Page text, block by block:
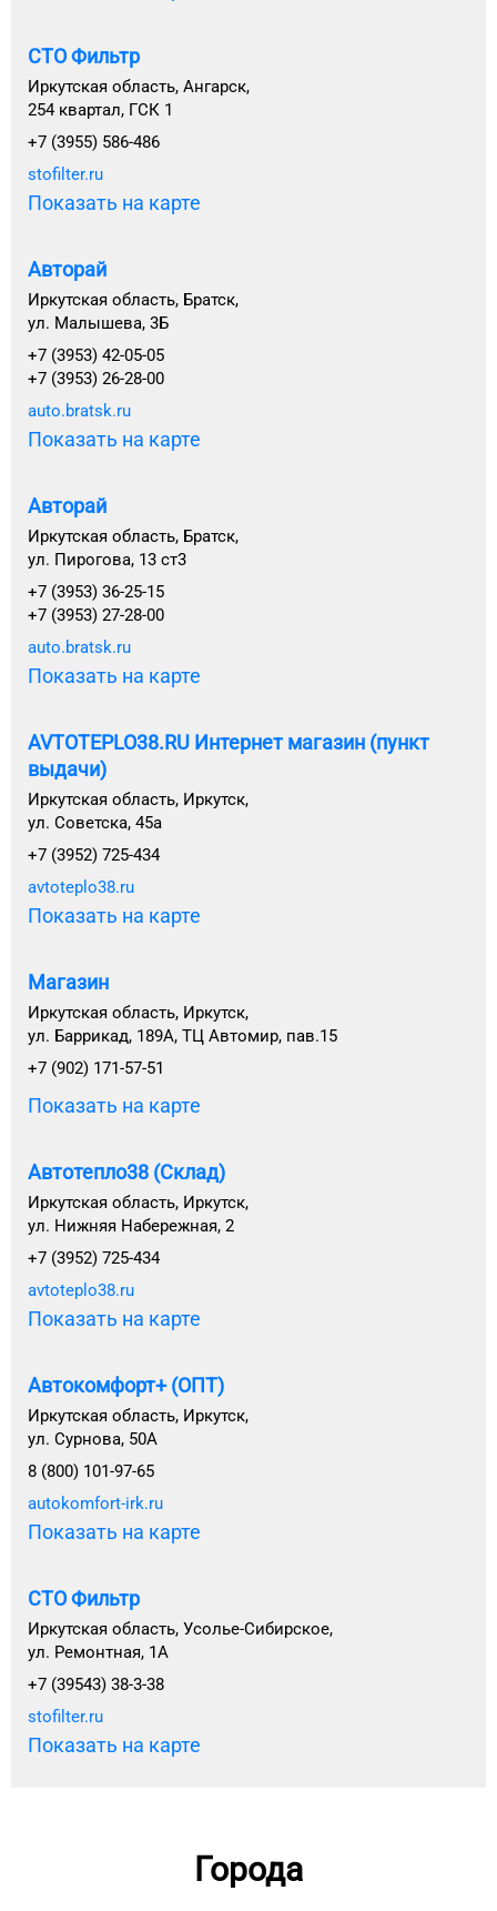
СТО Фильтр
Иркутская область, Ангарск,
254 квартал, ГСК 1
+7 (3955) 586-486
stofilter.ru
Показать на карте
Авторай
Иркутская область, Братск,
ул. Малышева, 3Б
+7 (3953) 42-05-05
+7 (3953) 26-28-00
auto.bratsk.ru
Показать на карте
Авторай
Иркутская область, Братск,
ул. Пирогова, 13 ст3
+7 (3953) 36-25-15
+7 (3953) 27-28-00
auto.bratsk.ru
Показать на карте
AVTOTEPLO38.RU Интернет магазин (пункт
выдачи)
Иркутская область, Иркутск,
ул. Советска, 45а
+7 (3952) 725-434
avtoteplo38.ru
Показать на карте
Магазин
Иркутская область, Иркутск,
ул. Баррикад, 189А, ТЦ Автомир, пав.15
+7 (902) 171-57-51
Показать на карте
Автотепло38 (Склад)
Иркутская область, Иркутск,
ул. Нижняя Набережная, 2
+7 (3952) 725-434
avtoteplo38.ru
Показать на карте
Автокомфорт+ (ОПТ)
Иркутская область, Иркутск,
ул. Сурнова, 50А
8 (800) 101-97-65
autokomfort-irk.ru
Показать на карте
СТО Фильтр
Иркутская область, Усолье-Сибирское,
ул. Ремонтная, 1А
+7 (39543) 38-3-38
stofilter.ru
Показать на карте
Города